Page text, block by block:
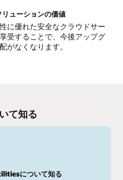
ューションの価値
に優れた安全なクラウドサー
受することで、今後アップグ
がなくなります。
て知る
について知る